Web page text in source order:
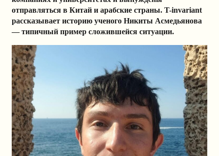
отправляться в Китай и арабские страны. T-invariant
рассказывает историю ученого Никиты Асмедьянова
— типичный пример сложившейся ситуации.